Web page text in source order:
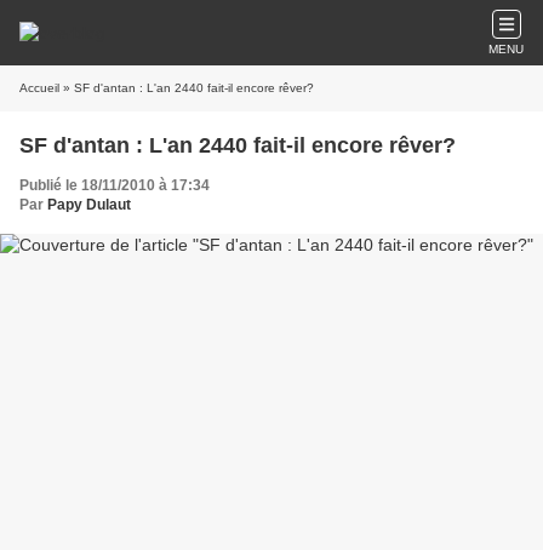
MENU
Accueil » SF d'antan : L'an 2440 fait-il encore rêver?
SF d'antan : L'an 2440 fait-il encore rêver?
Publié le 18/11/2010 à 17:34
Par Papy Dulaut